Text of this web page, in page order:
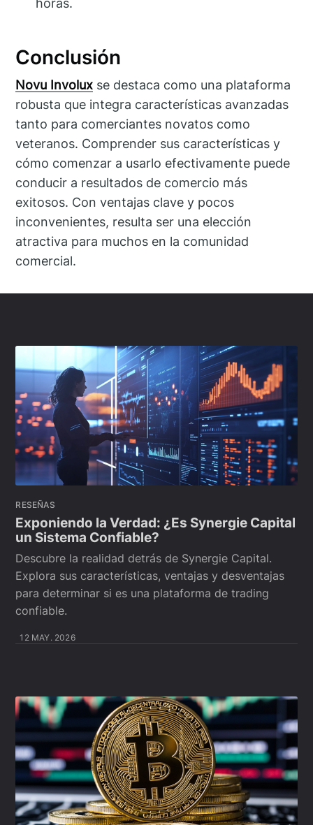
horas.
Conclusión
Novu Involux se destaca como una plataforma
robusta que integra características avanzadas
tanto para comerciantes novatos como
veteranos. Comprender sus características y
cómo comenzar a usarlo efectivamente puede
conducir a resultados de comercio más
exitosos. Con ventajas clave y pocos
inconvenientes, resulta ser una elección
atractiva para muchos en la comunidad
comercial.
RESEÑAS
Exponiendo la Verdad: ¿Es Synergie Capital
un Sistema Confiable?
Descubre la realidad detrás de Synergie Capital.
Explora sus características, ventajas y desventajas
para determinar si es una plataforma de trading
confiable.
12 MAY. 2026